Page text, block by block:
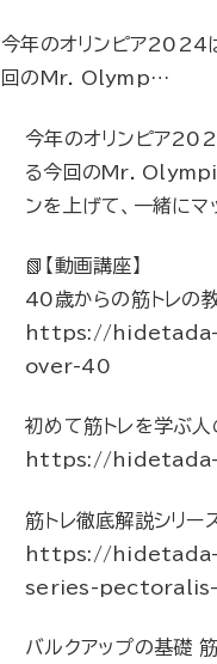
今年のオリンピア2024
回のMr. Olymp…
今年のオリンピア
る今回のMr. Olympia
ンを上げて、一緒にマ
📗【動画講座】
40歳からの筋トレの
https://
over-40
初めて筋トレを学ぶ
https://
筋トレ徹底解説シリー
https://
series-
バルクアップの基礎